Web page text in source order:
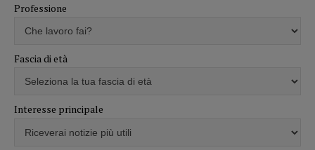
Professione
Fascia di età
Interesse principale